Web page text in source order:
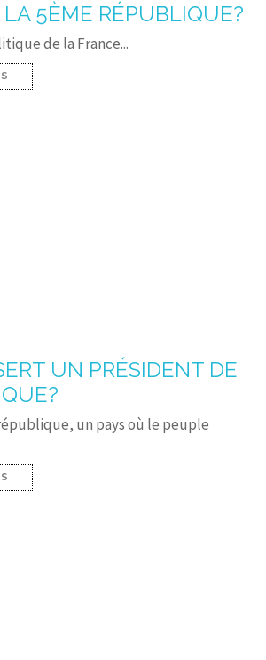
5ÈME RÉPUBLIQUE?
de la France...
UN PRÉSIDENT DE
un pays où le peuple